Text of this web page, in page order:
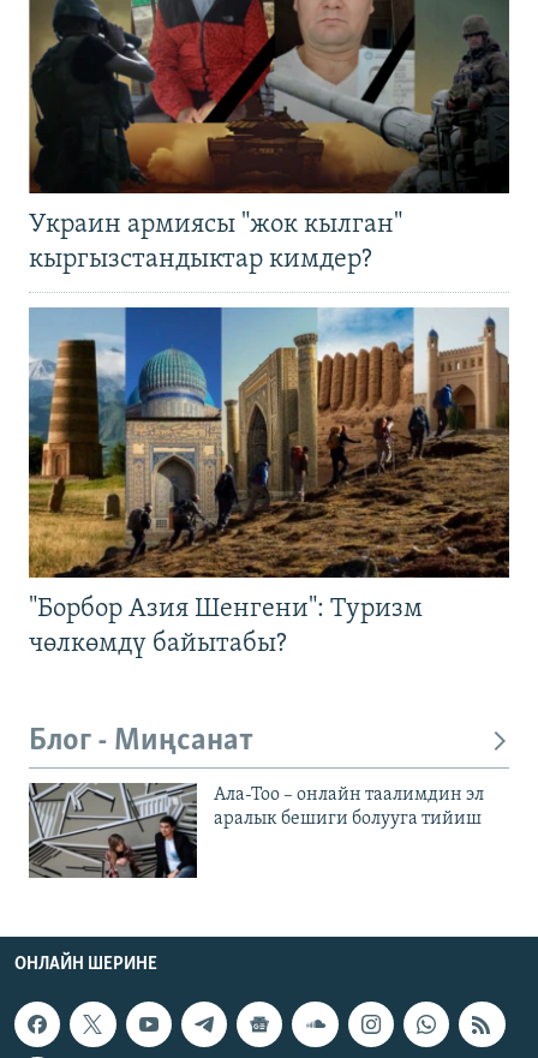
Украин армиясы "жок кылган"
кыргызстандыктар кимдер?
"Борбор Азия Шенгени": Туризм
чөлкөмдү байытабы?
Блог - Миңсанат
Ала-Тоо – онлайн таалимдин эл
аралык бешиги болууга тийиш
ОНЛАЙН ШЕРИНЕ